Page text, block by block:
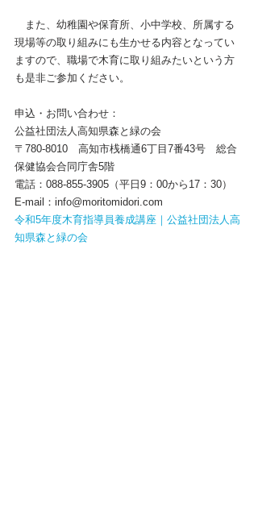
また、幼稚園や保育所、小中学校、所属する
現場等の取り組みにも生かせる内容となってい
ますので、職場で木育に取り組みたいという方
も是非ご参加ください。
申込・お問い合わせ：
公益社団法人高知県森と緑の会
〒780-8010　高知市桟橋通6丁目7番43号　総合
保健協会合同庁舎5階
電話：088-855-3905（平日9：00から17：30）
E-mail：info@moritomidori.com
令和5年度木育指導員養成講座｜公益社団法人高
知県森と緑の会